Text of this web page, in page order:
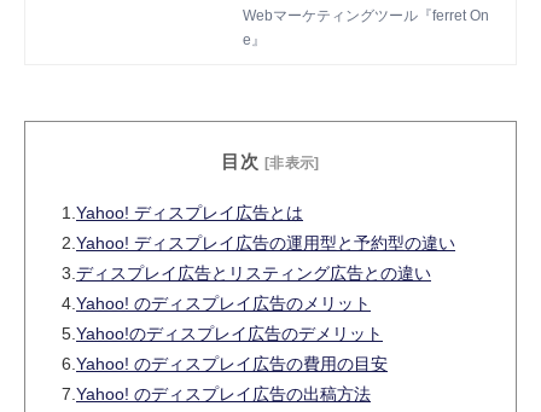
ご紹介する資料は、ランディングページ
を作成・改善するにあたって必要な基本
Webマーケティングツール『ferret On
e』
目次 [非表示]
1. Yahoo! ディスプレイ広告とは
2. Yahoo! ディスプレイ広告の運用型と予約型の違い
3. ディスプレイ広告とリスティング広告との違い
4. Yahoo! のディスプレイ広告のメリット
5. Yahoo!のディスプレイ広告のデメリット
6. Yahoo! のディスプレイ広告の費用の目安
7. Yahoo! のディスプレイ広告の出稿方法